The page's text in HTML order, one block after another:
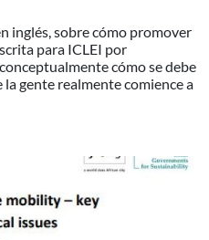
inglés, sobre cómo promover
para ICLEI por
cómo se debe
gente realmente comience a